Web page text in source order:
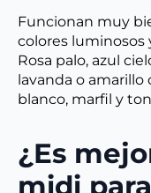
Funcionan muy
colores luminosos
Rosa palo, azul
lavanda o
blanco, marfil y
¿Es
midi